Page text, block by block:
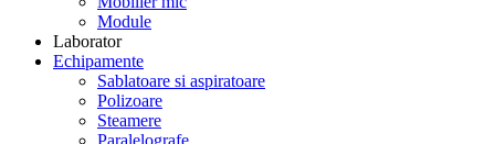
Module
Laborator
Echipamente
Sablatoare si aspiratoare
Polizoare
Steamere
Paralelografe